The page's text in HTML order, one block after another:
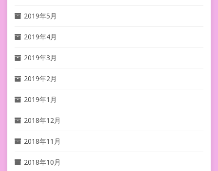
2019年5月
2019年4月
2019年3月
2019年2月
2019年1月
2018年12月
2018年11月
2018年10月